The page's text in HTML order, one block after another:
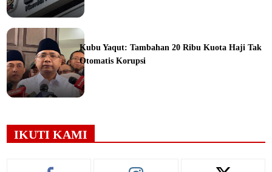
Kubu Yaqut: Tambahan 20 Ribu Kuota Haji Tak
Otomatis Korupsi
IKUTI KAMI